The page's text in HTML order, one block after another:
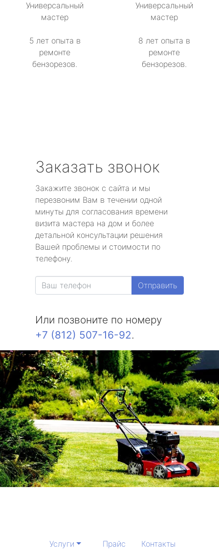
Универсальный
мастер
5 лет опыта в
ремонте
бензорезов.
Универсальный
мастер
8 лет опыта в
ремонте
бензорезов.
Заказать звонок
Закажите звонок с сайта и мы
перезвоним Вам в течении одной
минуты для согласования времени
визита мастера на дом и более
детальной консультации решения
Вашей проблемы и стоимости по
телефону.
Отправить
Или позвоните по номеру
+7 (812) 507-16-92.
Услуги Прайс Контакты